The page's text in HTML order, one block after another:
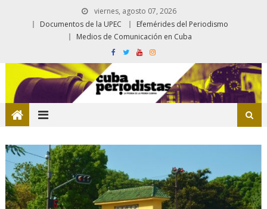
viernes, agosto 07, 2026
Documentos de la UPEC
Efemérides del Periodismo
Medios de Comunicación en Cuba